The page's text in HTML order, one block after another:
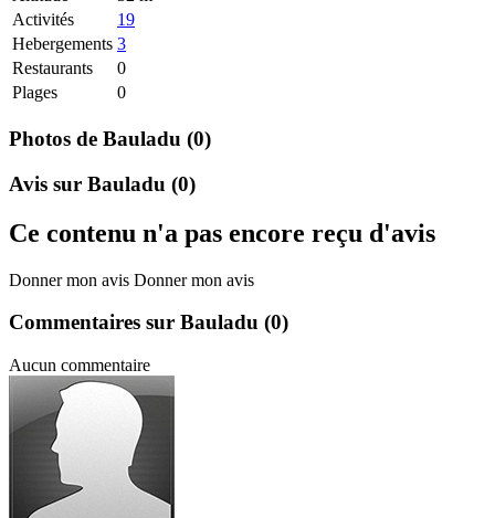
Activités
19
Hebergements 3
Restaurants
0
Plages
0
Photos de Bauladu (0)
Avis sur Bauladu (0)
Ce contenu n'a pas encore reçu d'avis
Donner mon avis Donner mon avis
Commentaires sur Bauladu (0)
Aucun commentaire